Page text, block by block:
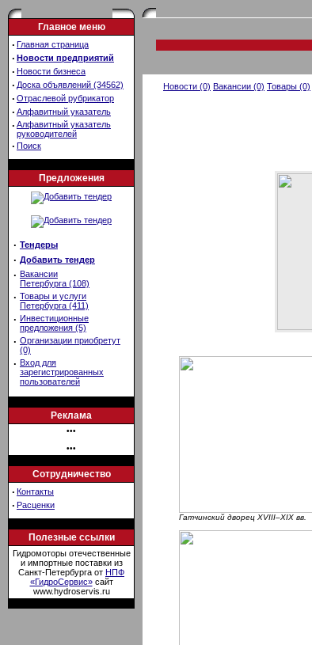
Главное меню
· Главная страница
· Новости предприятий
· Новости бизнеса
· Доска объявлений (34562)
· Отраслевой рубрикатор
· Алфавитный указатель
· Алфавитный указатель
руководителей
· Поиск
Предложения
· Тендеры
· Добавить тендер
· Вакансии
Петербурга (108)
· Товары и услуги
Петербурга (411)
· Инвестиционные
предложения (5)
· Организации приобретут
(0)
· Вход для
зарегистрированных
пользователей
Реклама
•••
•••
Сотрудничество
· Контакты
· Расценки
Полезные ссылки
Гидромоторы отечественные
и импортные поставки из
Санкт-Петербурга от НПФ
«ГидроСервис»сайт
www.hydroservis.ru
Новости (0) Вакансии (0) Товары (0)
Гатчинский дворец XVIII–XIX вв.